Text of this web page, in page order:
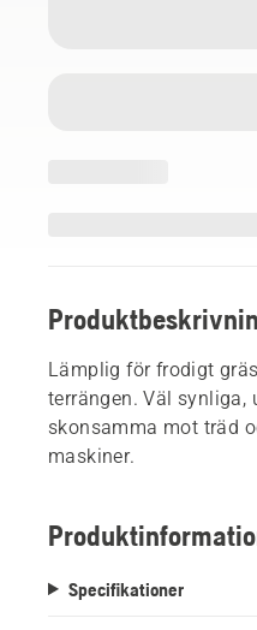
Lämplig för frodigt
terrängen. Väl synliga,
skonsamma mot träd
maskiner.
Specifikationer